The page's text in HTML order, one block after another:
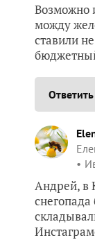
Возможно
можду
ставили
Ответить
Андрей, в